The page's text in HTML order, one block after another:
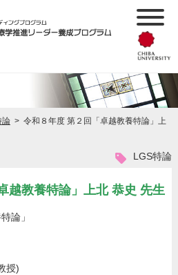
論 > 令和８年度 第２回「卓越教養特論」上
LGS特論
越教養特論」上北 恭史 先生
特論」
)